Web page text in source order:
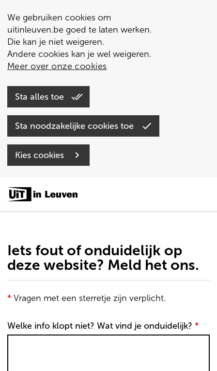
We gebruiken cookies om
uitinleuven.be goed te laten werken.
Die kan je niet weigeren.
Andere cookies kan je wel weigeren.
Meer over onze cookies
Sta alles toe
Sta noodzakelijke cookies toe
Kies cookies
en
gaan
Iets fout of onduidelijk op
deze website? Meld het ons.
* Vragen met een sterretje zijn verplicht.
Welke info klopt niet? Wat vind je onduidelijk? *